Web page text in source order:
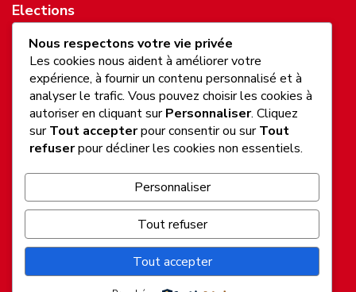
Elections
Ressources
Mentions légales
Politique de confidentialité
ADHÉREZ
ou gardez le contact
NEWSLETTER
Nous respectons votre vie privée
Les cookies nous aident à améliorer votre
expérience, à fournir un contenu personnalisé et à
analyser le trafic. Vous pouvez choisir les cookies à
autoriser en cliquant surPersonnaliser. Cliquez
surTout accepterpour consentir ou surTout
refuserpour décliner les cookies non essentiels.
Personnaliser
Tout refuser
Tout accepter